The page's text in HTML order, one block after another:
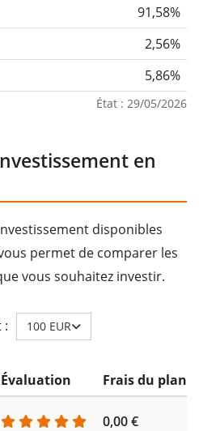
91,58%
2,56%
5,86%
État : 29/05/2026
en
disponibles
permet de comparer les
vous souhaitez investir.
: 100 EUR
Évaluation Frais du plan
0,00 €